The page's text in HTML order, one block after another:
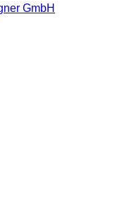
GmbH